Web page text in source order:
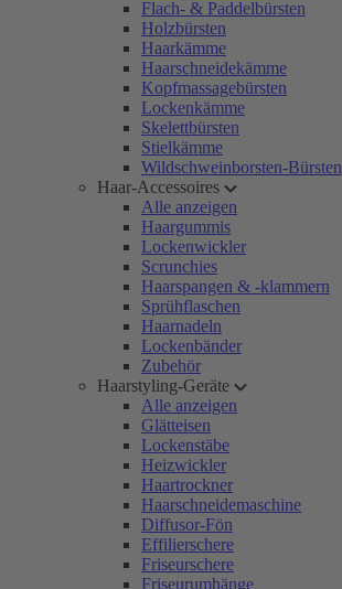
Flach- & Paddelbürsten
Holzbürsten
Haarkämme
Haarschneidekämme
Kopfmassagebürsten
Lockenkämme
Skelettbürsten
Stielkämme
Wildschweinborsten-Bürsten
Haar-Accessoires
Alle anzeigen
Haargummis
Lockenwickler
Scrunchies
Haarspangen & -klammern
Sprühflaschen
Haarnadeln
Lockenbänder
Zubehör
Haarstyling-Geräte
Alle anzeigen
Glätteisen
Lockenstäbe
Heizwickler
Haartrockner
Haarschneidemaschine
Diffusor-Fön
Effilierschere
Friseurschere
Friseurumhänge